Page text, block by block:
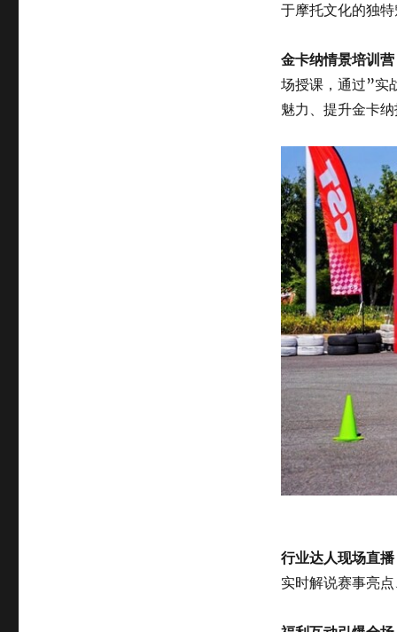
于摩托文化的独
金卡纳情景培训
场授课，通过”实
魅力、提升金卡
行业达人现场直
实时解说赛事亮